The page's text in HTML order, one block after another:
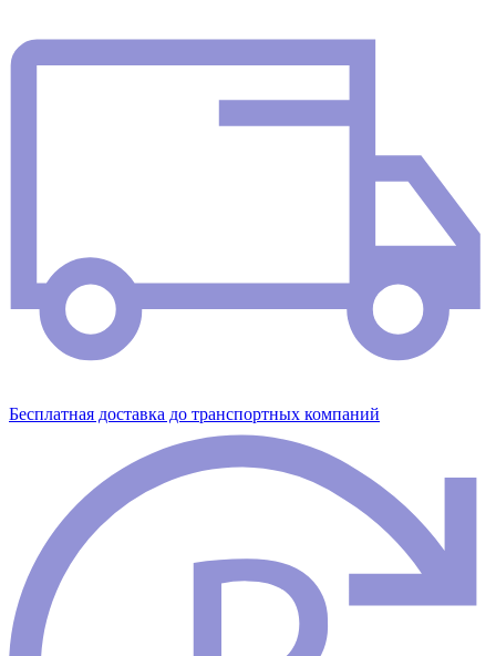
Бесплатная доставка до транспортных компаний